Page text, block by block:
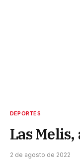
DEPORTES
Las
2 de agosto de 2022